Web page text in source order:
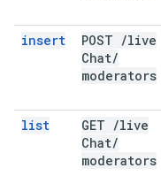
insert POST /live
Chat/
moderators
list GET /live
Chat/
moderators